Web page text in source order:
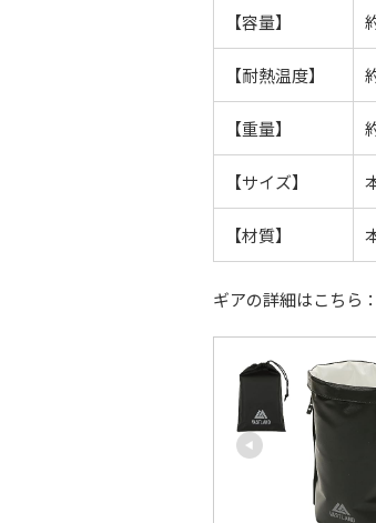
【容量】
【耐熱温度】
【重量】
【サイズ】
【材質】
ギアの詳細はこちら：